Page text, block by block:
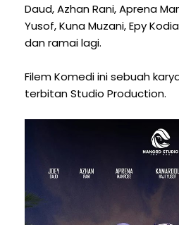
Daud, Azhan Rani, Aprena
Yusof, Kuna Muzani, Epy
dan ramai lagi.
Filem Komedi ini sebuah
terbitan Studio Production.